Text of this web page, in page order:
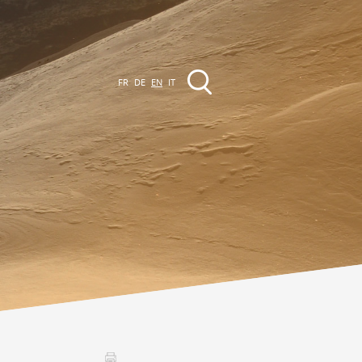
region
Club Vinum Montis
Assemblées générales & Statuts
FR DE EN IT